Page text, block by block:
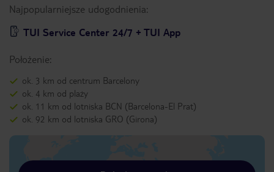
Najpopularniejsze udogodnienia:
TUI Service Center 24/7 + TUI App
Położenie:
ok. 3 km od centrum Barcelony
ok. 4 km od plaży
ok. 11 km od lotniska BCN (Barcelona-El Prat)
ok. 92 km od lotniska GRO (Girona)